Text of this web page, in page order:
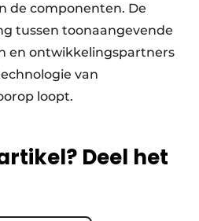
de componenten. De
tussen toonaangevende
en ontwikkelingspartners
van
loopt.
Deel het